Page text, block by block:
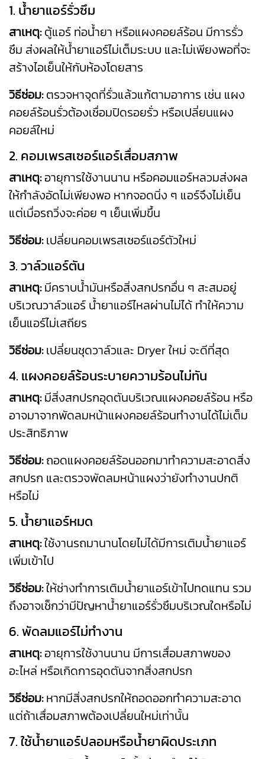
1. น้ำยาแอร์รั่วซึม
สาเหตุ:ตู้แอร์ ท่อน้ำยา หรือแผงคอยล์ร้อน มีการรั่ว
ซึม ส่งผลให้น้ำยาแอร์ไม่เต็มระบบ และไม่เพียงพอที่จะ
สร้างไอเย็นให้กับห้องโดยสาร
วิธีซ่อม:ตรวจหาจุดที่รั่วแล้วแก้ตามอาการ เช่น แผง
คอยล์ร้อนรั่วต้องเชื่อมปิดรอยรั่ว หรือเปลี่ยนแผง
คอยล์ใหม่
2. คอมเพรสเซอร์แอร์เสื่อมสภาพ
สาเหตุ:อายุการใช้งานนาน หรือคอมแอร์หลวมส่งผล
ให้กำลังอัดไม่เพียงพอ หากจอดนิ่ง ๆ แอร์จึงไม่เย็น
แต่เมื่อรถวิ่งจะค่อย ๆ เย็นเพิ่มขึ้น
วิธีซ่อม:เปลี่ยนคอมเพรสเซอร์แอร์ตัวใหม่
3. วาล์วแอร์ตัน
สาเหตุ:มีคราบน้ำมันหรือสิ่งสกปรกอื่น ๆ สะสมอยู่
บริเวณวาล์วแอร์ น้ำยาแอร์ไหลผ่านไม่ได้ ทำให้ความ
เย็นแอร์ไม่เสถียร
วิธีซ่อม:เปลี่ยนชุดวาล์วและ Dryer ใหม่ จะดีที่สุด
4. แผงคอยล์ร้อนระบายความร้อนไม่ทัน
สาเหตุ:มีสิ่งสกปรกอุดตันบริเวณแผงคอยล์ร้อน หรือ
อาจมาจากพัดลมหน้าแผงคอยล์ร้อนทำงานได้ไม่เต็ม
ประสิทธิภาพ
วิธีซ่อม:ถอดแผงคอยล์ร้อนออกมาทำความสะอาดสิ่ง
สกปรก และตรวจพัดลมหน้าแผงว่ายังทำงานปกติ
หรือไม่
5. น้ำยาแอร์หมด
สาเหตุ:ใช้งานรถมานานโดยไม่ได้มีการเติมน้ำยาแอร์
เพิ่มเข้าไป
วิธีซ่อม:ให้ช่างทำการเติมน้ำยาแอร์เข้าไปทดแทน รวม
ถึงอาจเช็กว่ามีปัญหาน้ำยาแอร์รั่วซึมบริเวณใดหรือไม่
6. พัดลมแอร์ไม่ทำงาน
สาเหตุ:อายุการใช้งานนาน มีการเสื่อมสภาพของ
อะไหล่ หรือเกิดการอุดตันจากสิ่งสกปรก
วิธีซ่อม:หากมีสิ่งสกปรกให้ถอดออกทำความสะอาด
แต่ถ้าเสื่อมสภาพต้องเปลี่ยนใหม่เท่านั้น
7. ใช้น้ำยาแอร์ปลอมหรือน้ำยาผิดประเภท